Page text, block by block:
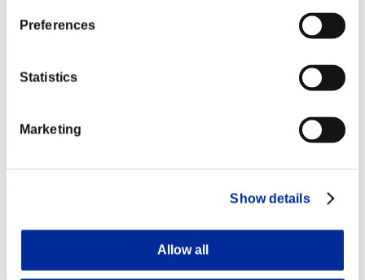
Preferences
Statistics
Marketing
Show details
Allow all
RANK